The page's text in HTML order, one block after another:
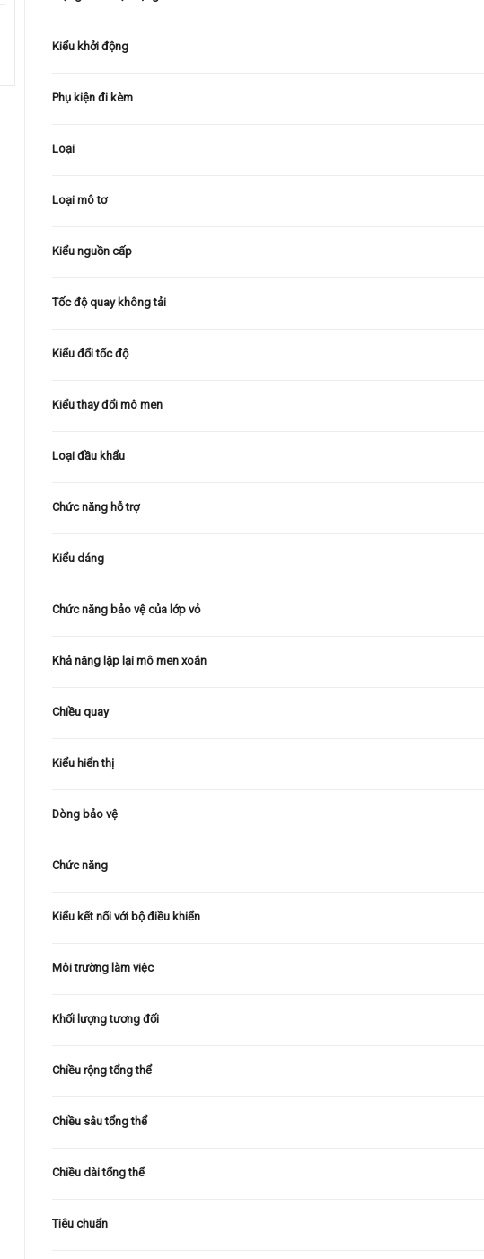
Kiểu khởi động
Phụ kiện đi kèm
Loại
Loại mô tơ
Kiểu nguồn cấp
Tốc độ quay không tải
Kiểu đổi tốc độ
Kiểu thay đổi mô men
Loại đầu khẩu
Chức năng hỗ trợ
Kiểu dáng
Chức năng bảo vệ của lớp vỏ
Khả năng lặp lại mô men xoắn
Chiều quay
Kiểu hiển thị
Dòng bảo vệ
Chức năng
Kiểu kết nối với bộ điều khiển
Môi trường làm việc
Khối lượng tương đối
Chiều rộng tổng thể
Chiều sâu tổng thể
Chiều dài tổng thể
Tiêu chuẩn